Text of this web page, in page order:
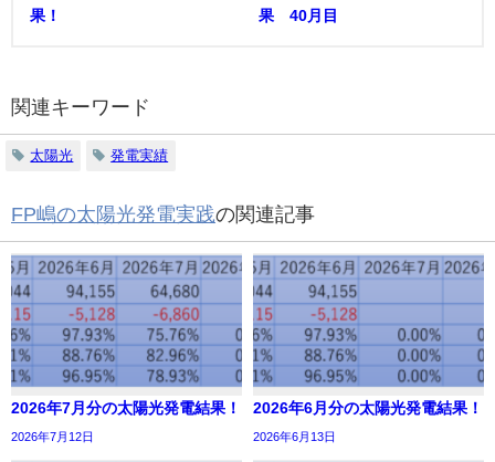
果！
果 40月目
関連キーワード
太陽光 発電実績
FP嶋の太陽光発電実践の関連記事
2026年7月分の太陽光発電結果！
2026年7月12日
2026年6月分の太陽光発電結果！
2026年6月13日